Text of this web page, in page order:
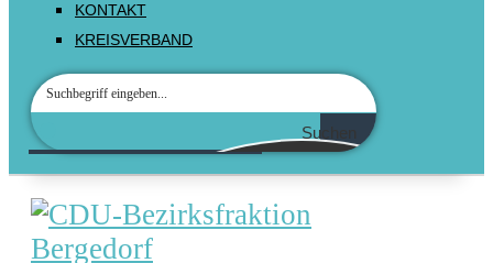
KONTAKT
KREISVERBAND
Suchen